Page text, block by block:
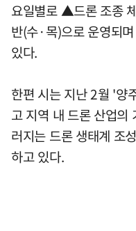
요일별로 ▲드론 조종
반(수·목)으로 운영되
있다.
한편 시는 지난 2월 '양
고 지역 내 드론 산업의
러지는 드론 생태계 조
하고 있다.